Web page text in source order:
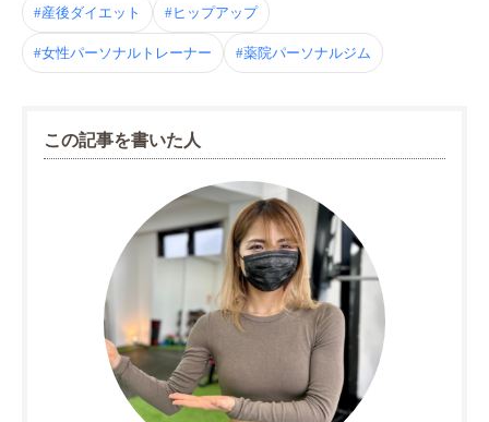
#産後ダイエット #ヒップアップ
#女性パーソナルトレーナー #薬院パーソナルジム
この記事を書いた人